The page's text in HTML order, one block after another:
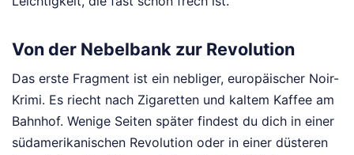
Von der Nebelbank zur Revolution
Das erste Fragment ist ein nebliger, europäischer Noir-
Krimi. Es riecht nach Zigaretten und kaltem Kaffee am
Bahnhof. Wenige Seiten später findest du dich in einer
südamerikanischen Revolution oder in einer düsteren